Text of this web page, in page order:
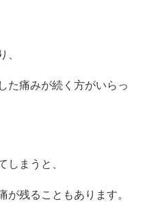
た痛みが続く方がいらっ
しまうと、
が残ることもあります。